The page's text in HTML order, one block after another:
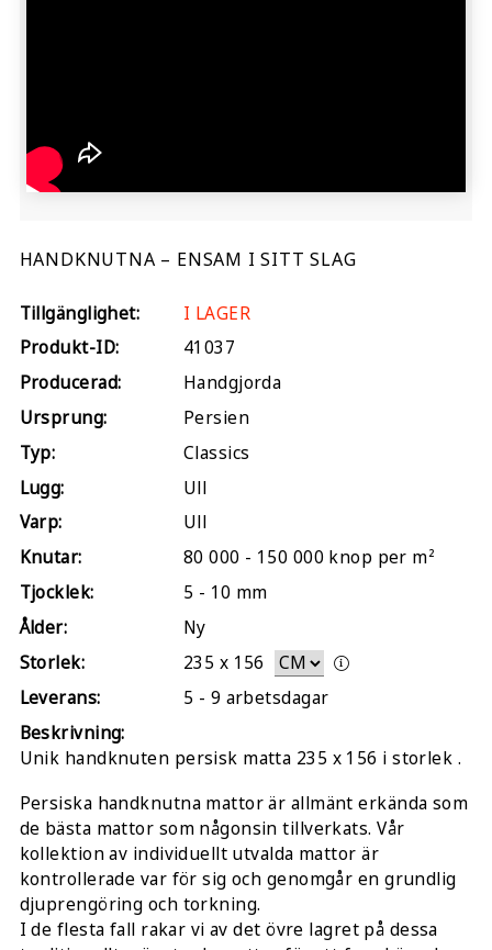
HANDKNUTNA – ENSAM I SITT SLAG
Tillgänglighet:
I LAGER
Produkt-ID:
41037
Producerad:
Handgjorda
Ursprung:
Persien
Typ:
Classics
Lugg:
Ull
Varp:
Ull
Knutar:
80 000 - 150 000 knop per m²
Tjocklek:
5 - 10 mm
Ålder:
Ny
Storlek:
235 x 156
Leverans:
5 - 9 arbetsdagar
Beskrivning:
Unik handknuten persisk matta 235 x 156 i storlek .
Persiska handknutna mattor är allmänt erkända som
de bästa mattor som någonsin tillverkats. Vår
kollektion av individuellt utvalda mattor är
kontrollerade var för sig och genomgår en grundlig
djuprengöring och torkning.
I de flesta fall rakar vi av det övre lagret på dessa